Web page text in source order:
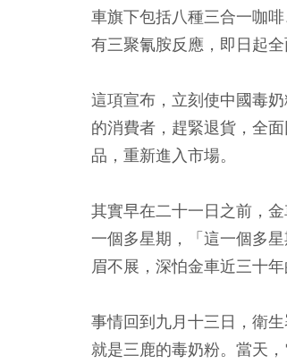
車旗下包括八種三合一咖
有三聚氰胺反應，即日起全
這項宣布，立刻使中國毒
的消費者，趕緊退貨，全
品，重新進入市場。
其實早在二十一日之前，
一個多星期，「這一個多
眉不展，深怕金車近三十
事情回到九月十三日，衛
就是三鹿的毒奶粉。當天